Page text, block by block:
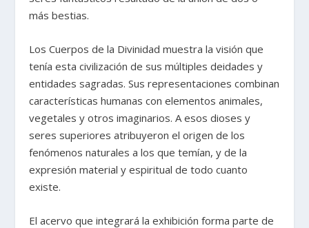
más bestias.
Los Cuerpos de la Divinidad muestra la visión que
tenía esta civilización de sus múltiples deidades y
entidades sagradas. Sus representaciones combinan
características humanas con elementos animales,
vegetales y otros imaginarios. A esos dioses y
seres superiores atribuyeron el origen de los
fenómenos naturales a los que temían, y de la
expresión material y espiritual de todo cuanto
existe.
El acervo que integrará la exhibición forma parte de